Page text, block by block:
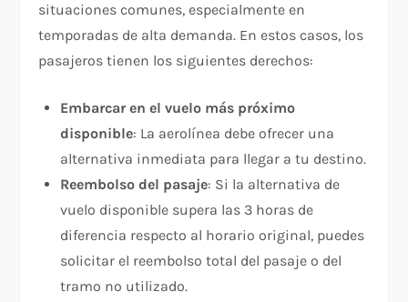
situaciones comunes, especialmente en
temporadas de alta demanda. En estos casos, los
pasajeros tienen los siguientes derechos:
Embarcar en el vuelo más próximo
disponible: La aerolínea debe ofrecer una
alternativa inmediata para llegar a tu destino.
Reembolso del pasaje: Si la alternativa de
vuelo disponible supera las 3 horas de
diferencia respecto al horario original, puedes
solicitar el reembolso total del pasaje o del
tramo no utilizado.